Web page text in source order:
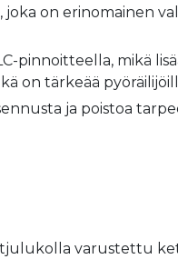
on erinomainen
mikä
on tärkeää
ja poistoa
varustettu